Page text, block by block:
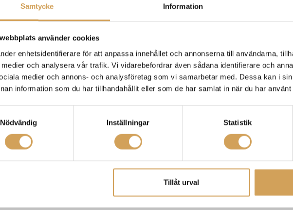
Samtycke Information
använder cookies
enhetsidentifierare för att anpassa innehållet och annonserna till användarna,
och analysera vår trafik. Vi vidarebefordrar även sådana identifierare och
medier och annons- och analysföretag som vi samarbetar med. Dessa kan i
information som du har tillhandahållit eller som de har samlat in när du har
Nödvändig
Inställningar Statistik
Tillåt urval
komma till liv på sina egna villkor. Det är som att ta ett steg in i själva musiken.
ljud samt bra med detaljer med en liten touch av värme.